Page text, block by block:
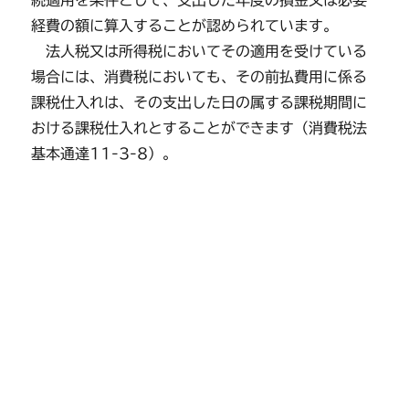
経費の額に算入することが認められています。
法人税又は所得税においてその適用を受けている
場合には、消費税においても、その前払費用に係る
課税仕入れは、その支出した日の属する課税期間に
おける課税仕入れとすることができます（消費税法
基本通達11-3-8）。